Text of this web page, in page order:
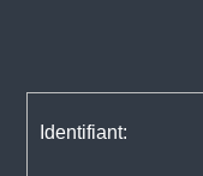
l’article
Identifiant: